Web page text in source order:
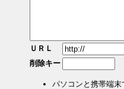
ＵＲＬ
削除キー
パソコンと携帯端